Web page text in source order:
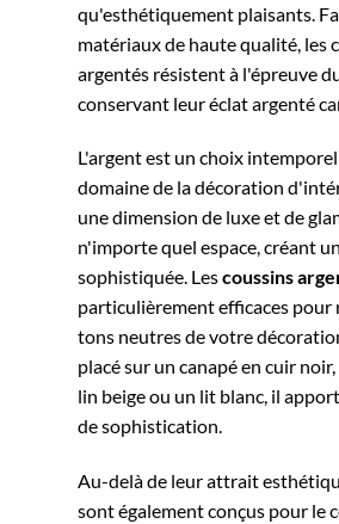
qu'esthétiquement plaisants.
matériaux de haute qualité, les
argentés résistent à l'épreuve
conservant leur éclat argenté
L'argent est un choix
domaine de la décoration
une dimension de luxe et de
n'importe quel espace, créant
sophistiquée. Lescoussins
particulièrement efficaces pour
tons neutres de votre
placé sur un canapé en cuir
lin beige ou un lit blanc, il
de sophistication.
Au-delà de leur attrait
sont également conçus pour le